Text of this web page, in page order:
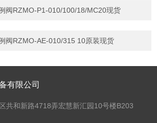
阀RZMO-P1-010/100/18/MC20现货
阀RZMO-AE-010/315 10原装现货
有限公司
共和新路4718弄宏慧新汇园10号楼B203